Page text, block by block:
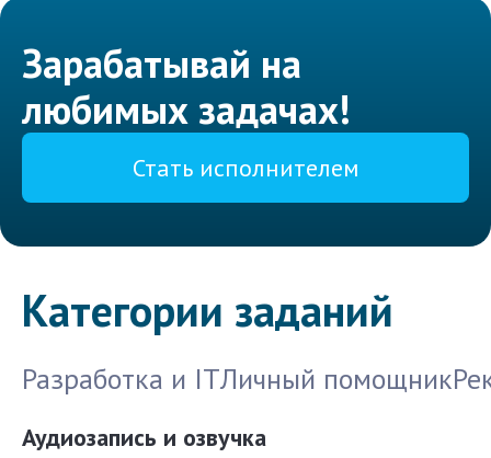
Зарабатывай на
любимых задачах!
Стать исполнителем
Категории заданий
Разработка и ITЛичный помощник
Аудиозапись и озвучка